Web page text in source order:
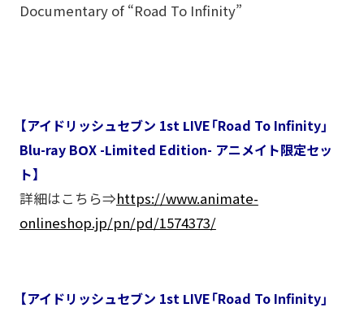
Documentary of “Road To Infinity”
【アイドリッシュセブン 1st LIVE「Road To Infinity」
Blu-ray BOX -Limited Edition- アニメイト限定セッ
ト】
詳細はこちら⇒https://www.animate-
onlineshop.jp/pn/pd/1574373/
【アイドリッシュセブン 1st LIVE「Road To Infinity」